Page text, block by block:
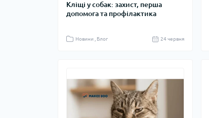
Кліщі у собак: захист, перша
допомога та профілактика
Новини , Блог 24 червня